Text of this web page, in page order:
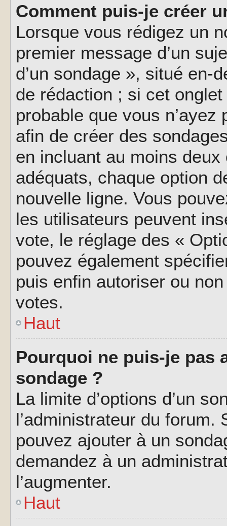
Comment puis-je créer
Lorsque vous rédigez un
premier message d’un
d’un sondage », situé en-
de rédaction ; si cet
probable que vous
afin de créer des
en incluant au moins
adéquats, chaque option
nouvelle ligne. Vous
les utilisateurs peuvent
vote, le réglage des «
pouvez également
puis enfin autoriser ou
votes.
Haut
Pourquoi ne puis-je pas
sondage ?
La limite d’options d’un
l’administrateur du forum.
pouvez ajouter à un
demandez à un
l’augmenter.
Haut